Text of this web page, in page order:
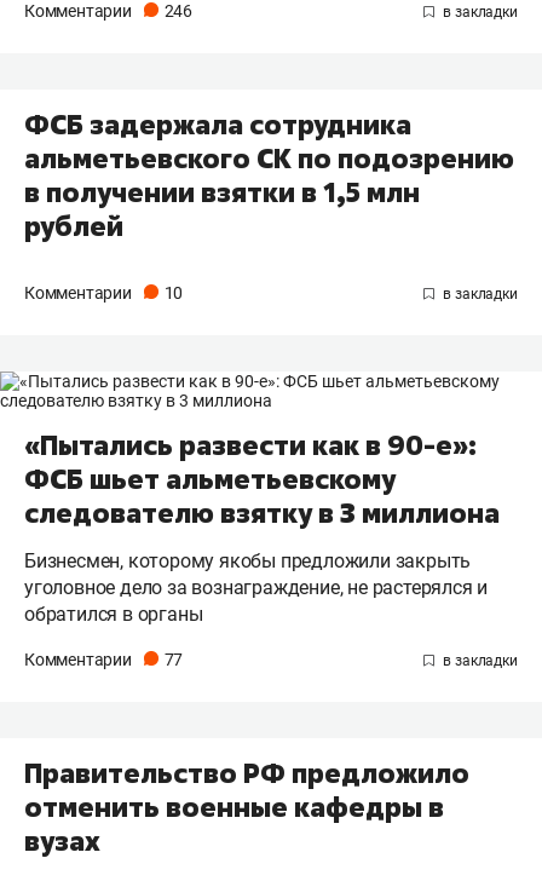
Комментарии 246
​ФСБ задержала сотрудника
альметьевского СК по подозрению
в получении взятки в 1,5 млн
рублей
Комментарии 10
«Пытались развести как в 90-е»:
ФСБ шьет альметьевскому
следователю взятку в 3 миллиона
Бизнесмен, которому якобы предложили закрыть
уголовное дело за вознаграждение, не растерялся и
обратился в органы
Комментарии 77
Правительство РФ предложило
отменить военные кафедры в
вузах